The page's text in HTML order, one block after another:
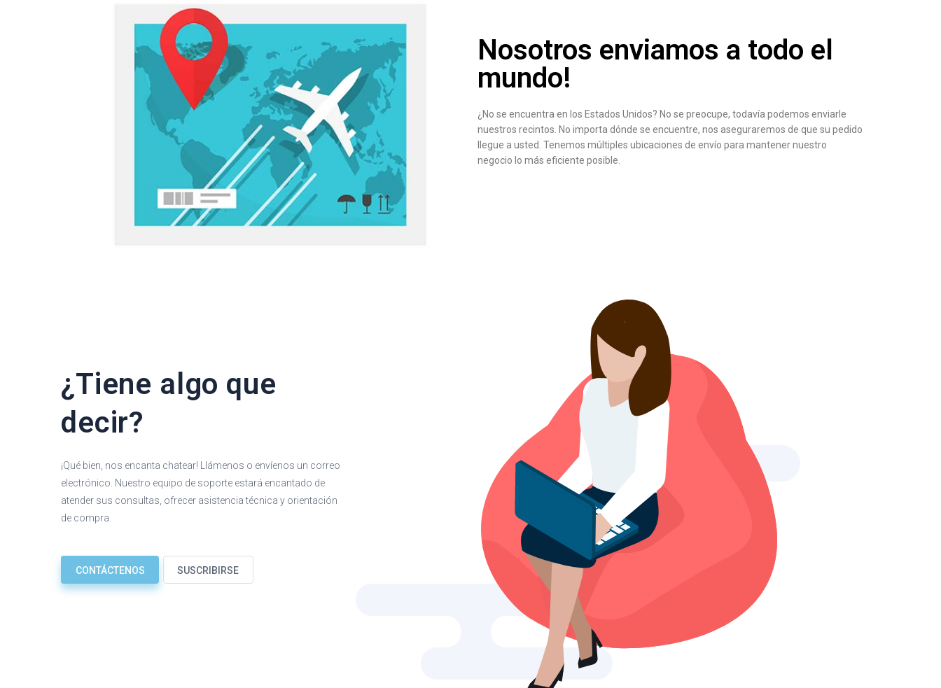
Nosotros enviamos a todo el
mundo!
¿No se encuentra en los Estados Unidos? No se preocupe, todavía podemos enviarle
nuestros recintos. No importa dónde se encuentre, nos aseguraremos de que su pedido
llegue a usted. Tenemos múltiples ubicaciones de envío para mantener nuestro
negocio lo más eficiente posible.
¿Tiene algo que
decir?
¡Qué bien, nos encanta chatear! Llámenos o envíenos un correo
electrónico. Nuestro equipo de soporte estará encantado de
atender sus consultas, ofrecer asistencia técnica y orientación
de compra.
CONTÁCTENOS SUSCRIBIRSE